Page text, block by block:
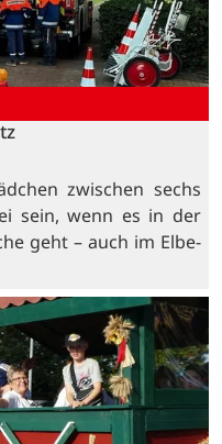
zwischen sechs
sein, wenn es in der
geht – auch im Elbe-